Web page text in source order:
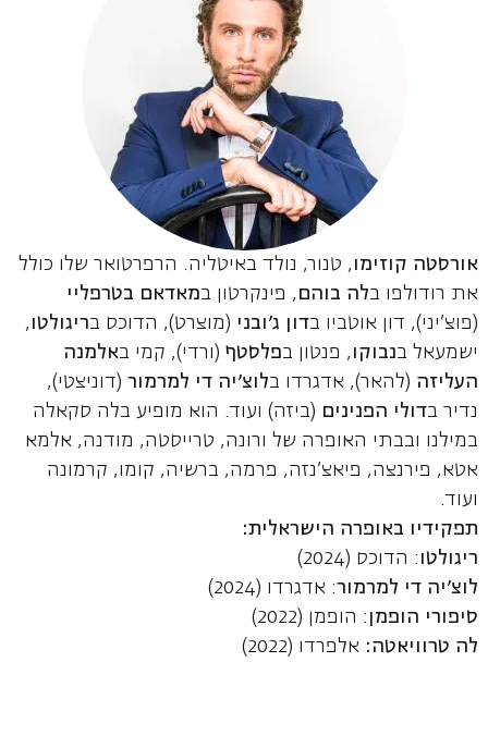
אורסטה קוזימו , טנור, נולד באיטליה. הרפרטואר שלו כולל
את רודולפו בלה בוהם , פינקרטון במאדאם בטרפליי
(פוצ'יני), דון אוטביו בדון ג'ובני (מוצרט), הדוכס בריגולטו ,
ישמעאל בנבוקו , פנטון בפלסטף(ורדי), קמי באלמנה
העליזה (להאר), אדגרדו בלוצ'יה די למרמור(דוניצטי),
נדיר בדולי הפנינים (ביזה) ועוד. הוא מופיע בלה סקאלה
במילנו ובבתי האופרה של ורונה, טרייסטה, מודנה, אלמא
אטא, פירנצה, פיאצ'נזה, פרמה, ברשיה, קומו, קרמונה
ועוד.
תפקידיו באופרה הישראלית:
ריגולטו : הדוכס (2024)
לוצ'יה די למרמור: אדגרדו (2024)
סיפורי הופמן : הופמן (2022)
לה טרוויאטה: אלפרדו (2022)